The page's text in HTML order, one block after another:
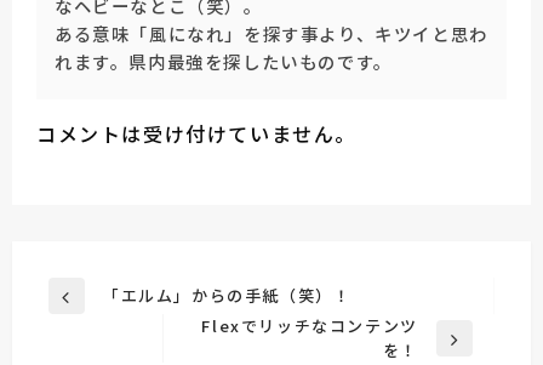
なヘビーなとこ（笑）。
ある意味「風になれ」を探す事より、キツイと思わ
れます。県内最強を探したいものです。
コメントは受け付けていません。
投
前
「エルム」からの手紙（笑）！
Flexでリッチなコンテンツ
を！